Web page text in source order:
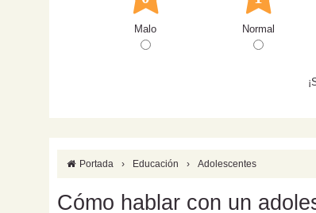
Malo Normal
Portada › Educación › Adolescentes
Cómo hablar con un